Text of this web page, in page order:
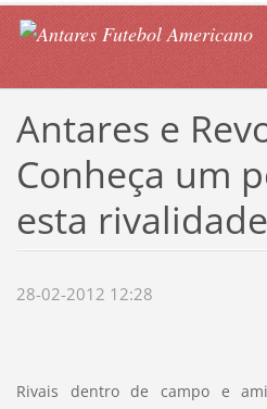
Antares e
Conheça um
esta rivalidade
28-02-2012 12:28
Rivais dentro de campo e